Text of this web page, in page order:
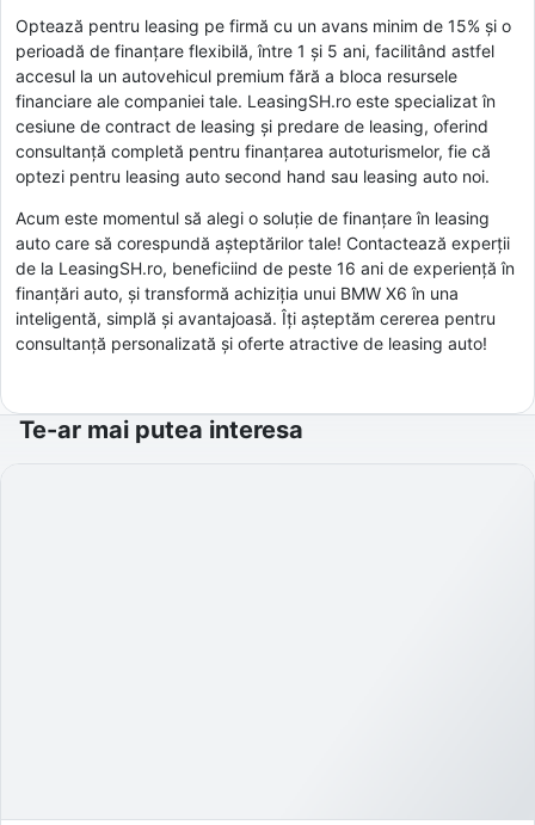
Optează pentru leasing pe firmă cu un avans minim de 15% și o
perioadă de finanțare flexibilă, între 1 și 5 ani, facilitând astfel
accesul la un autovehicul premium fără a bloca resursele
financiare ale companiei tale. LeasingSH.ro este specializat în
cesiune de contract de leasing și predare de leasing, oferind
consultanță completă pentru finanțarea autoturismelor, fie că
optezi pentru leasing auto second hand sau leasing auto noi.
Acum este momentul să alegi o soluție de finanțare în leasing
auto care să corespundă așteptărilor tale! Contactează experții
de la LeasingSH.ro, beneficiind de peste 16 ani de experiență în
finanțări auto, și transformă achiziția unui BMW X6 în una
inteligentă, simplă și avantajoasă. Îți așteptăm cererea pentru
consultanță personalizată și oferte atractive de leasing auto!
Te-ar mai putea interesa